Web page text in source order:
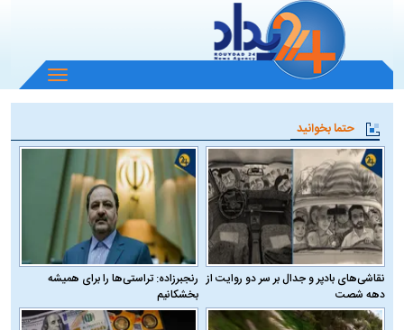
باز
و
منو
حتما بخوانید
نقاشی‌های بادپر و جدال بر سر دو روایت از
دهه شصت
رنجبرزاده: تراستی‌ها را برای همیشه
بخشکانیم